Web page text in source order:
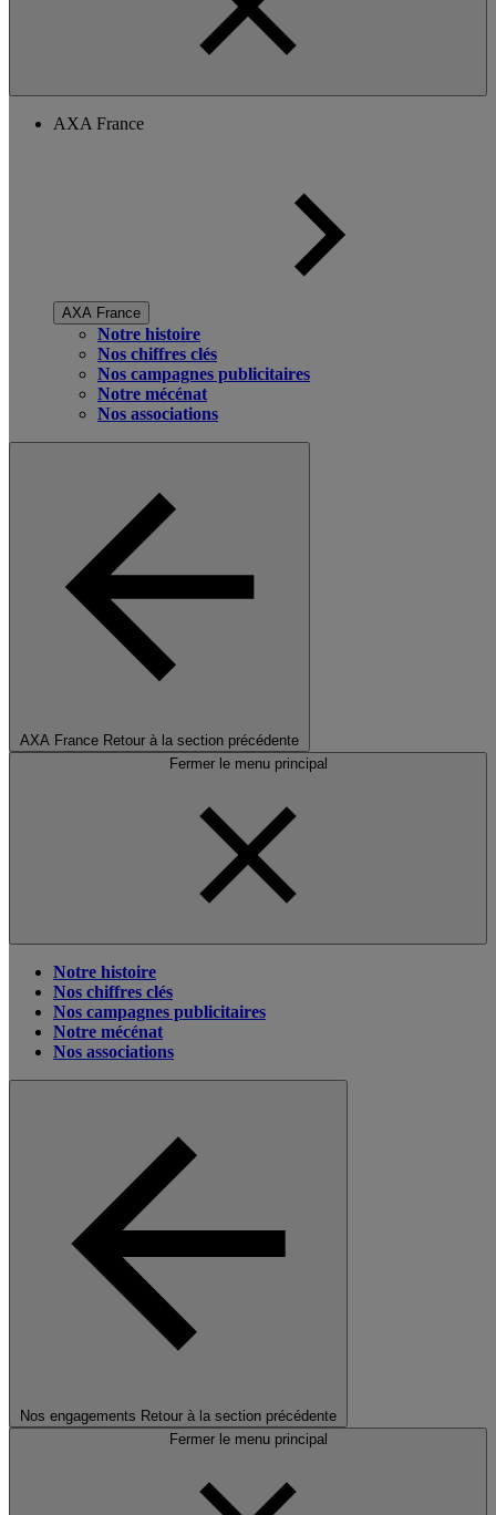
AXA France
AXA France
Notre histoire
Nos chiffres clés
Nos campagnes publicitaires
Notre mécénat
Nos associations
AXA France Retour à la section précédente
Fermer le menu principal
Notre histoire
Nos chiffres clés
Nos campagnes publicitaires
Notre mécénat
Nos associations
Nos engagements Retour à la section précédente
Fermer le menu principal